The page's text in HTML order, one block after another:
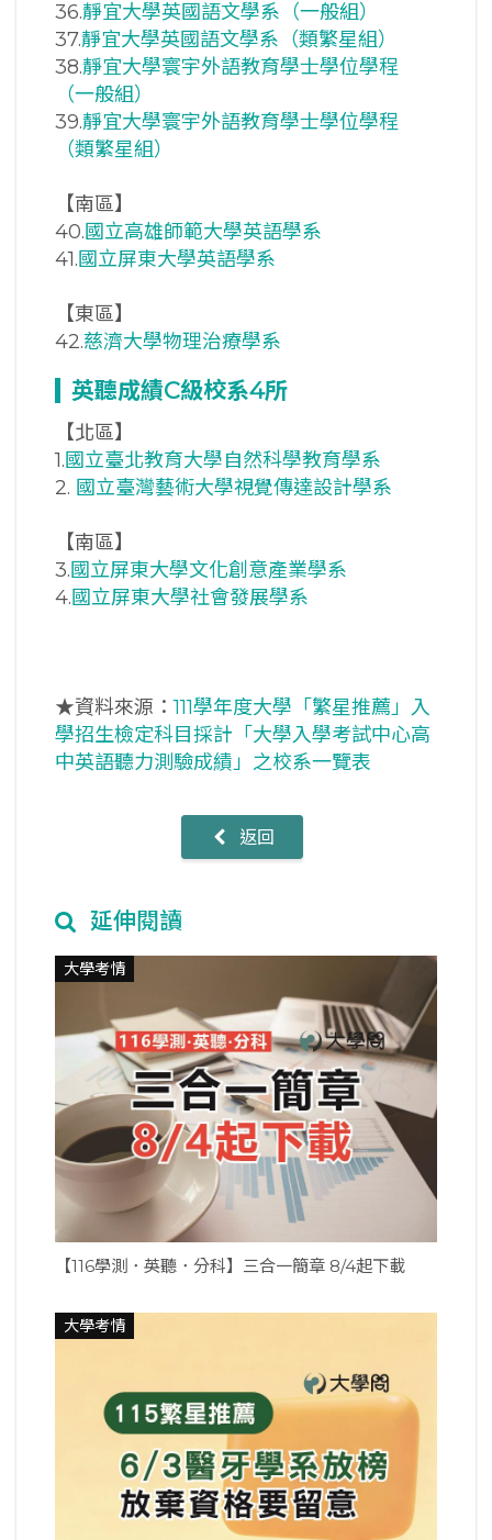
36.靜宜大學英國語文學系（一般組）
37.靜宜大學英國語文學系（類繁星組）
38.靜宜大學寰宇外語教育學士學位學程
（一般組）
39.靜宜大學寰宇外語教育學士學位學程
（類繁星組）
【南區】
40.國立高雄師範大學英語學系
41.國立屏東大學英語學系
【東區】
42.慈濟大學物理治療學系
英聽成績C級校系4所
【北區】
1.國立臺北教育大學自然科學教育學系
2. 國立臺灣藝術大學視覺傳達設計學系
【南區】
3.國立屏東大學文化創意產業學系
4.國立屏東大學社會發展學系
★資料來源：111學年度大學「繁星推薦」入
學招生檢定科目採計「大學入學考試中心高
中英語聽力測驗成績」之校系一覽表
返回
延伸閱讀
大學考情
【116學測．英聽．分科】三合一簡章 8/4起下載
大學考情